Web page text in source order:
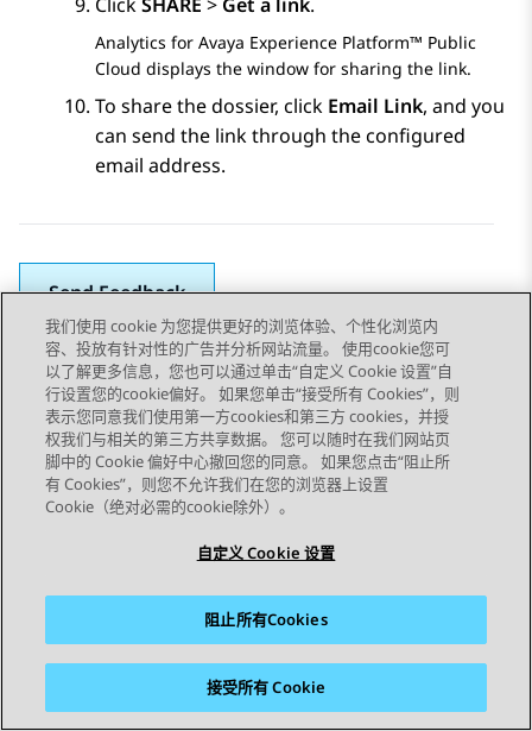
Analytics for Avaya Experience Platform™ Public
Cloud displays the window for sharing the link.
To share the dossier, click Email Link, and you
can send the link through the configured
email address.
Send Feedback
Topic navigation
上一主题 下一主题
STAY CONNECTED
我们使用 cookie 为您提供更好的浏览体验、个性化浏览内
容、投放有针对性的广告并分析网站流量。 使用cookie您可
以了解更多信息，您也可以通过单击“自定义 Cookie 设置”自
行设置您的cookie偏好。 如果您单击“接受所有 Cookies”，则
表示您同意我们使用第一方cookies和第三方 cookies，并授
权我们与相关的第三方共享数据。 您可以随时在我们网站页
脚中的 Cookie 偏好中心撤回您的同意。 如果您点击“阻止所
有 Cookies”，则您不允许我们在您的浏览器上设置
Cookie（绝对必需的cookie除外）。
自定义 Cookie 设置
阻止所有Cookies
接受所有 Cookie